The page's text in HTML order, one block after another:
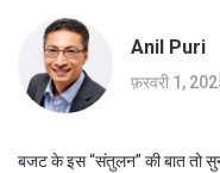
Anil Puri
फ़रवरी 1,
बजट के इस “संतुलन” की बात तो